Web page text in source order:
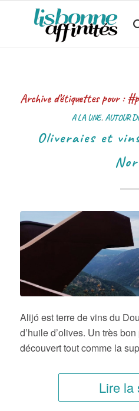
Archive d’étiquettes pour :
A LA UNE, AUTOUR
Oliveraies et
Alijó est terre de vins du
d’huile d’olives. Un très
découvert tout comme la
Lire la